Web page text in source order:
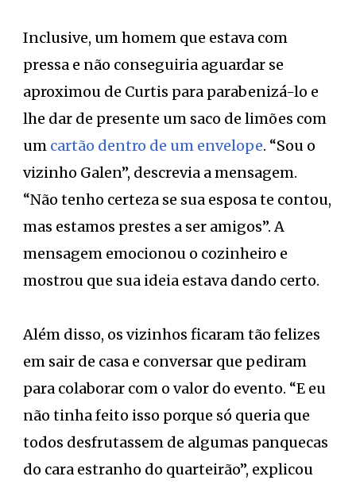
Inclusive, um homem que estava com
pressa e não conseguiria aguardar se
aproximou de Curtis para parabenizá-lo e
lhe dar de presente um saco de limões com
um cartão dentro de um envelope. “Sou o
vizinho Galen”, descrevia a mensagem.
“Não tenho certeza se sua esposa te contou,
mas estamos prestes a ser amigos”. A
mensagem emocionou o cozinheiro e
mostrou que sua ideia estava dando certo.
Além disso, os vizinhos ficaram tão felizes
em sair de casa e conversar que pediram
para colaborar com o valor do evento. “E eu
não tinha feito isso porque só queria que
todos desfrutassem de algumas panquecas
do cara estranho do quarteirão”, explicou